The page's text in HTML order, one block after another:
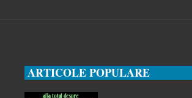
ARTICOLE POPULARE